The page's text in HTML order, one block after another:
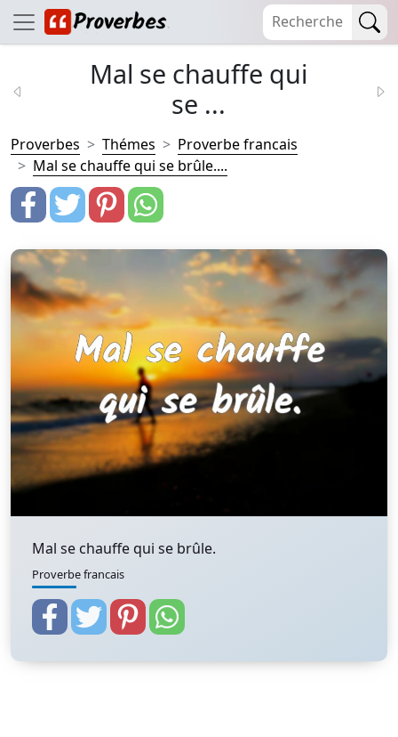
Mal se chauffe qui
se ...
Proverbes Thémes
Proverbe francais
Mal se chauffe qui se brûle....
Mal se chauffe qui se brûle.
Proverbe francais